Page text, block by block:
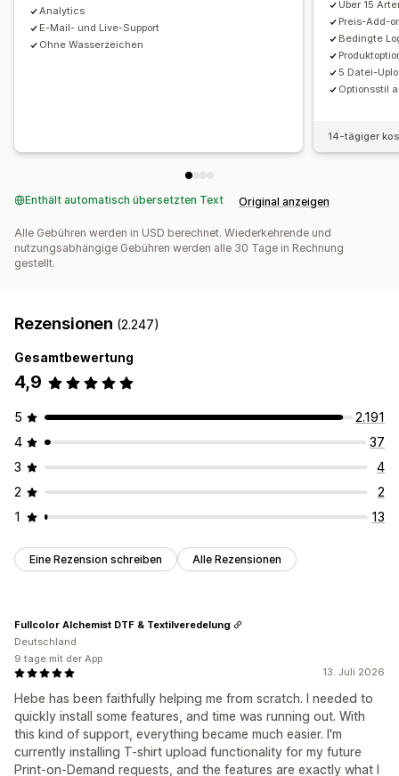
Inventar
Ausverkaufte Artikel ausblenden
Anzeige der verfügbaren Artikel
Analytics
E-Mail- und Live-Support
Ohne Wasserzeichen
Über 15
Preis-Add-
Bedingte
5 Datei-
Optionsstil
14-tägiger
Enthält automatisch übersetzten Text Original anzeigen
Alle Gebühren werden in USD berechnet. Wiederkehrende und
nutzungsabhängige Gebühren werden alle 30 Tage in Rechnung
gestellt.
Rezensionen (2.247)
Gesamtbewertung
4,9
5
2.191
4
37
3
4
2
2
1
13
Eine Rezension schreiben Alle Rezensionen
13. Juli 2026
Hebe has been faithfully helping me from scratch. I needed to
quickly install some features, and time was running out. With
this kind of support, everything became much easier. I'm
currently installing T-shirt upload functionality for my future
Print-on-Demand requests, and the features are exactly what I
Fullcolor Alchemist DTF & Textilveredelung
Deutschland
9 tage mit der App